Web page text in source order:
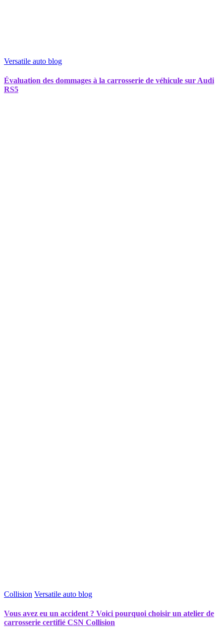
Versatile auto blog
Évaluation des dommages à la carrosserie de véhicule sur Audi
RS5
Collision Versatile auto blog
Vous avez eu un accident ? Voici pourquoi choisir un atelier de
carrosserie certifié CSN Collision